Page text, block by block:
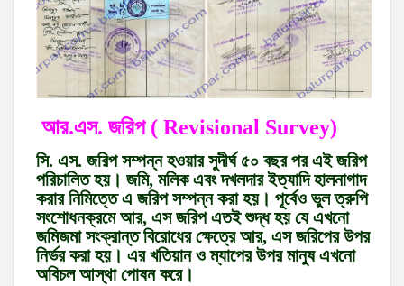
আর.এস. জরিপ ( Revisional Survey)
সি. এস. জরিপ সম্পন্ন হওয়ার সুদীর্ঘ ৫০ বছর পর এই জরিপ
পরিচালিত হয়। জমি, মলিক এবং দখলদার ইত্যাদি হালনাগাদ
করার নিমিত্তে এ জরিপ সম্পন্ন করা হয়। পূর্বেও ভুল ত্রুপি
সংশোধনক্রমে আর, এস জরিপ এতই শুদ্ধ হয় যে এখনো
জমিজমা সংক্রান্ত বিরোধের ক্ষেত্রে আর, এস জরিপের উপর
নির্ভর করা হয়। এর খতিয়ান ও ম্যাপের উপর মানুষ এখনো
অবিচল আস্থা পোষন করে।